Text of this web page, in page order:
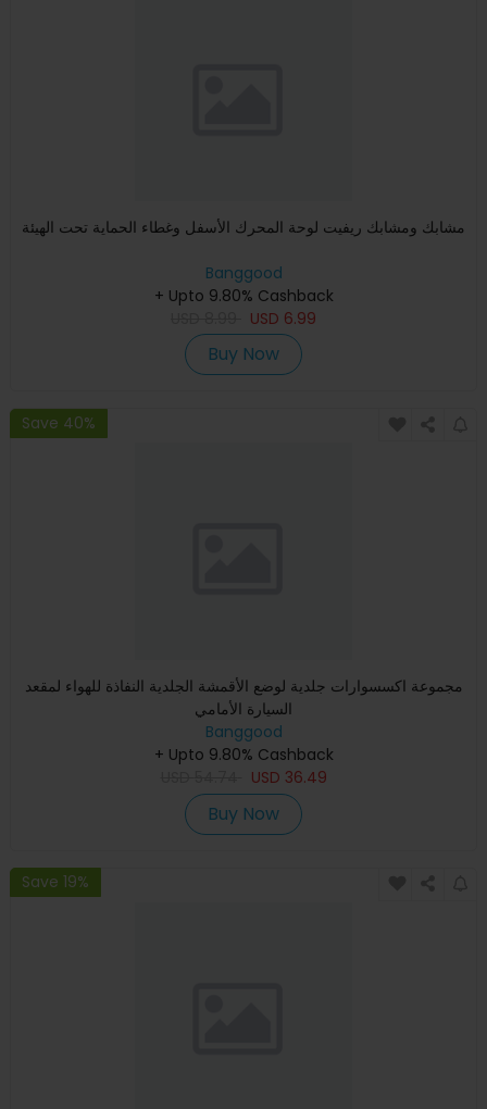
مشابك ومشابك ريفيت لوحة المحرك الأسفل وغطاء الحماية تحت الهيئة
Banggood
+ Upto 9.80% Cashback
USD 6.99
Buy Now
Save 40%
مجموعة اكسسوارات جلدية لوضع الأقمشة الجلدية النفاذة للهواء لمقعد
السيارة الأمامي
Banggood
+ Upto 9.80% Cashback
USD 36.49
Buy Now
Save 19%